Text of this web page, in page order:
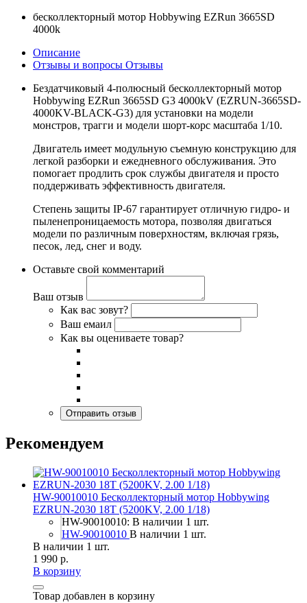
бесколлекторный мотор Hobbywing EZRun 3665SD
4000k
Описание
Отзывы и вопросы Отзывы
Бездатчиковый 4-полюсный бесколлекторный мотор
Hobbywing EZRun 3665SD G3 4000kV (EZRUN-3665SD-
4000KV-BLACK-G3) для установки на модели
монстров, трагги и модели шорт-корс масштаба 1/10.
Двигатель имеет модульную съемную конструкцию для
легкой разборки и ежедневного обслуживания. Это
помогает продлить срок службы двигателя и просто
поддерживать эффективность двигателя.
Степень защиты IP-67 гарантирует отличную гидро- и
пыленепроницаемость мотора, позволяя двигаться
модели по различным поверхностям, включая грязь,
песок, лед, снег и воду.
Оставьте свой комментарий
Ваш отзыв
Как вас зовут?
Ваш емаил
Как вы оцениваете товар?
Рекомендуем
HW-90010010 Бесколлекторный мотор Hobbywing
EZRUN-2030 18T (5200KV, 2.00 1/18)
HW-90010010: В наличии 1 шт.
HW-90010010 В наличии 1 шт.
В наличии 1 шт.
1 990 р.
В корзину
Товар добавлен в корзину